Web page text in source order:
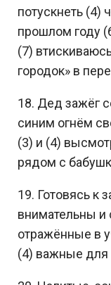
потускнеть (4)
прошлом году
(7)
городок» в
18. Дед зажёг
синим огнём
(3) и (4)
рядом с
19. Готовясь к
внимательны и
отражённые в
(4) важные для